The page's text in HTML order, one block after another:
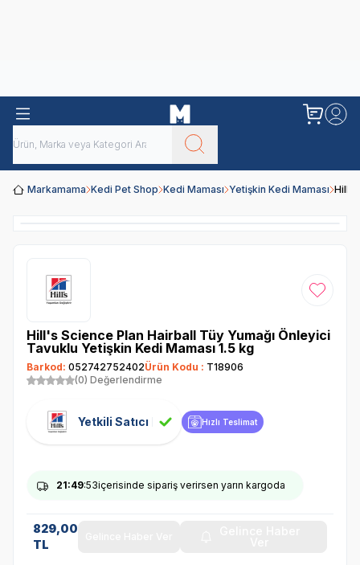
Markamama Kedi Pet Shop Kedi Maması Yetişkin Kedi Maması Hill's
Favoriye
Hill's Science Plan Hairball Tüy Yumağı Önleyici
Tavuklu Yetişkin Kedi Maması 1.5 kg
Barkod: 052742752402Ürün Kodu : T18906
(0) Değerlendirme
Yetkili Satıcı Hızlı Teslimat
21:49:53içerisinde sipariş verirsen yarın kargoda
829,00
TL